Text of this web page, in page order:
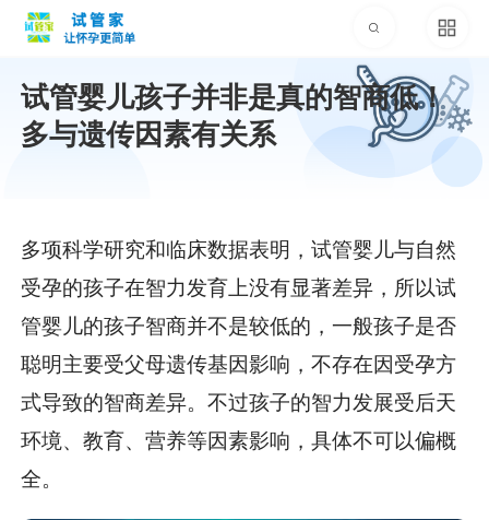
试管婴儿孩子并非是真的智商低！
多与遗传因素有关系
多项科学研究和临床数据表明，试管婴儿与自然
受孕的孩子在智力发育上没有显著差异，所以试
管婴儿的孩子智商并不是较低的，一般孩子是否
聪明主要受父母遗传基因影响，不存在因受孕方
式导致的智商差异。不过孩子的智力发展受后天
环境、教育、营养等因素影响，具体不可以偏概
全。